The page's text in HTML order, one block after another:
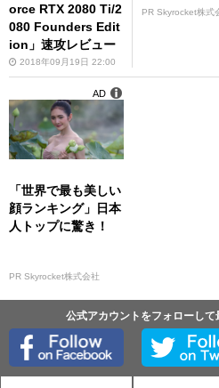
orce RTX 2080 Ti/2
080 Founders Edit
ion」速攻レビュー
2018年09月19日 22:00
PR Skyrocket株式
「世界で最も美しい
顔ランキング」日本
人トップに驚き！
PR Skyrocket株式会社
AD
公式アカウントをフォローして